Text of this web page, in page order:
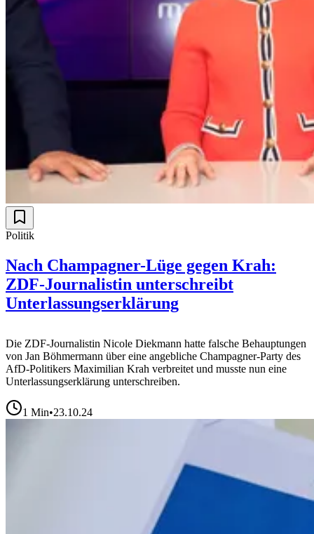
Politik
Nach Champagner-Lüge gegen Krah:
ZDF-Journalistin unterschreibt
Unterlassungserklärung
Die ZDF-Journalistin Nicole Diekmann hatte falsche Behauptungen
von Jan Böhmermann über eine angebliche Champagner-Party des
AfD-Politikers Maximilian Krah verbreitet und musste nun eine
Unterlassungserklärung unterschreiben.
1 Min•23.10.24